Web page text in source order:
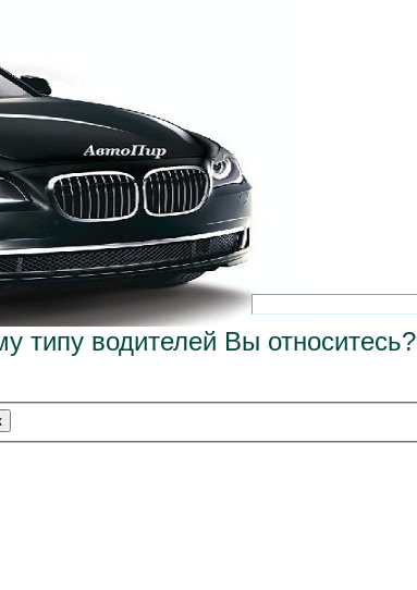
типу водителей Вы относитесь?